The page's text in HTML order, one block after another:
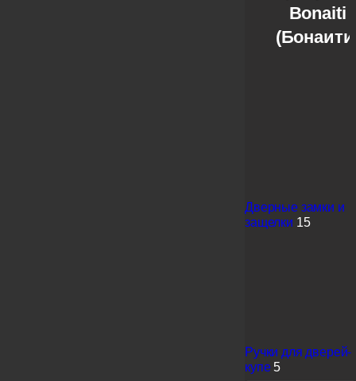
Bonaiti
Дверные замки и
защелки 15
Ручки для дверей-
купе 5